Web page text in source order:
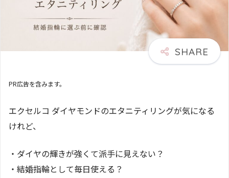
PR広告を含みます。
エクセルコ ダイヤモンドのエタニティリングが気になる
けれど、
・ダイヤの輝きが強くて派手に見えない？
・結婚指輪として毎日使える？